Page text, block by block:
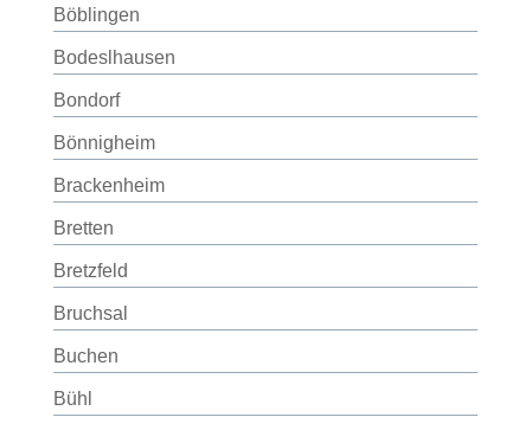
Böblingen
Bodeslhausen
Bondorf
Bönnigheim
Brackenheim
Bretten
Bretzfeld
Bruchsal
Buchen
Bühl